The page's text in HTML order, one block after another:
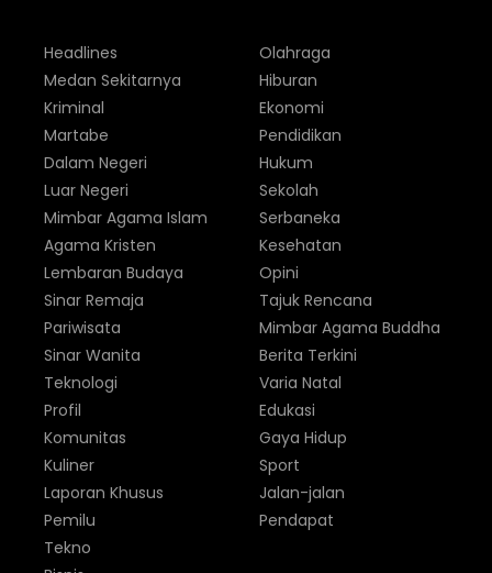
Headlines
Medan Sekitarnya
Kriminal
Martabe
Dalam Negeri
Luar Negeri
Olahraga
Hiburan
Ekonomi
Pendidikan
Hukum
Sekolah
Mimbar Agama Islam
Agama Kristen
Lembaran Budaya
Sinar Remaja
Pariwisata
Sinar Wanita
Serbaneka
Kesehatan
Opini
Tajuk Rencana
Mimbar Agama Buddha
Berita Terkini
Teknologi
Profil
Komunitas
Kuliner
Laporan Khusus
Pemilu
Varia Natal
Edukasi
Gaya Hidup
Sport
Jalan-jalan
Pendapat
Tekno